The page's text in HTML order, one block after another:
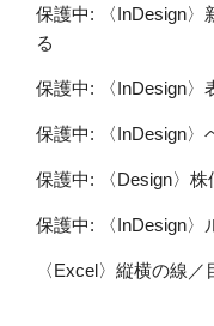
保護中: 〈InDesign〉
る
保護中: 〈InDesign〉
保護中: 〈InDesign〉
保護中: 〈Design〉株
保護中: 〈InDesign〉
〈Excel〉縦横の線／